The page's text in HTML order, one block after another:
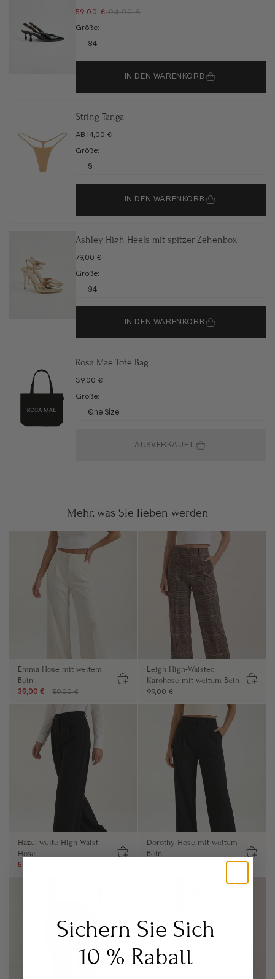
ANGEBOT
59,00 €REGULÄRER PREIS
104,00 €
Größe:
34
IN DEN WARENKORB
String Tanga
ANGEBOT
AB 14,00 €
Größe:
S
IN DEN WARENKORB
Ashley High Heels mit spitzer Zehenbox
ANGEBOT
79,00 €
Größe:
34
IN DEN WARENKORB
Rosa Mae Tote Bag
ANGEBOT
39,00 €
Größe:
One Size
AUSVERKAUFT
Mehr, was Sie lieben werden
Emma Hose mit weitem
Bein
39,00 € 59,00 €
Leigh High-Waisted
Karohose mit weitem Bein
99,00 €
Hazel weite High-Waist-
Hose
54,00 €
Dorothy Hose mit weitem
Bein
Sichern Sie Sich
10 % Rabatt